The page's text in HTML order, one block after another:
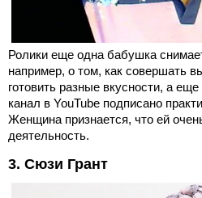
Ролики еще одна бабушка
например, о том, как совершать
готовить разные вкусности, а
канал в YouTube подписано
Женщина признается, что ей
деятельность.
3. Сюзи Грант